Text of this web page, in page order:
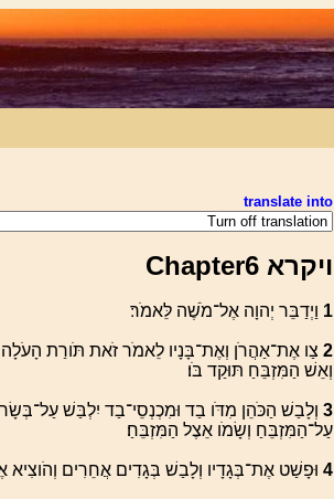
translate into
ויקרא Chapter6
‮1 וַיְדַבֵּר יְהוָה אֶל־מֹשֶׁה לֵּאמֹר׃
‮2 צַו אֶת־אַהֲרֹן וְאֶת־בָּנָיו לֵאמֹר זֹאת תֹּורַת
וְאֵשׁ הַמִּזְבֵּחַ תּוּקַד בֹּו׃
‮3 וְלָבַשׁ הַכֹּהֵן מִדֹּו בַד וּמִכְנְסֵי־בַד יִלְבַּשׁ
עַל־הַמִּזְבֵּחַ וְשָׂמֹו אֵצֶל הַמִּזְבֵּחַ׃
‮4 וּפָשַׁט אֶת־בְּגָדָיו וְלָבַשׁ בְּגָדִים אֲחֵרִים